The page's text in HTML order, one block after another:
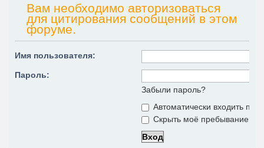
Вам необходимо авторизоваться
для цитирования сообщений в этом
форуме.
Имя пользователя:
Пароль:
Забыли пароль?
Автоматически входить
Скрыть моё пребывание на